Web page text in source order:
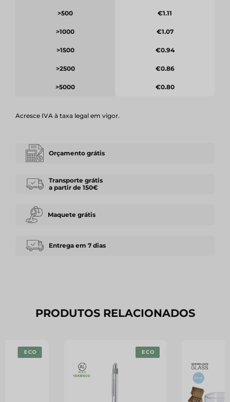
>500
>1000
>1500
>2500
>5000
€1.11
€1.07
€0.94
€0.86
€0.80
Acresce IVA à taxa legal em vigor.
Orçamento grátis
Transporte grátis
a partir de 150€
Maquete grátis
Entrega em 7 dias
PRODUTOS RELACIONADOS
ECO ECO